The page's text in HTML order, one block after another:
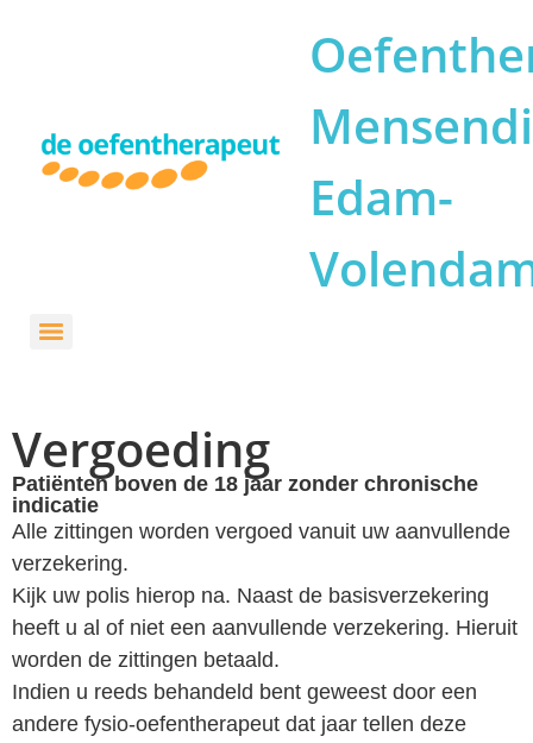
Edam-
Vergoeding
Patiënten boven de 18 jaar zonder chronische
indicatie
Alle zittingen worden vergoed vanuit uw aanvullende
verzekering.
Kijk uw polis hierop na. Naast de basisverzekering
heeft u al of niet een aanvullende verzekering. Hieruit
worden de zittingen betaald.
Indien u reeds behandeld bent geweest door een
andere fysio-oefentherapeut dat jaar tellen deze